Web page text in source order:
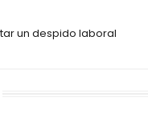
un despido laboral